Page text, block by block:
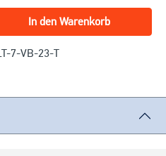
gewünschten Wert
In den Warenkorb
7-VB-23-T